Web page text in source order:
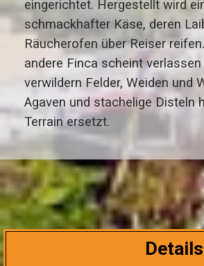
eingerichtet. Hergestellt wird
schmackhafter Käse, deren
Räucherofen über Reiser
andere Finca scheint
verwildern Felder, Weiden und
Agaven und stachelige Disteln
Terrain ersetzt.